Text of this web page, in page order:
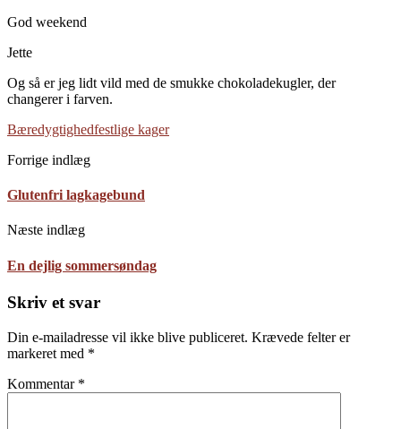
God weekend
Jette
Og så er jeg lidt vild med de smukke chokoladekugler, der
changerer i farven.
Bæredygtighedfestlige kager
Forrige indlæg
Glutenfri lagkagebund
Næste indlæg
En dejlig sommersøndag
Skriv et svar
Din e-mailadresse vil ikke blive publiceret. Krævede felter er
markeret med *
Kommentar *